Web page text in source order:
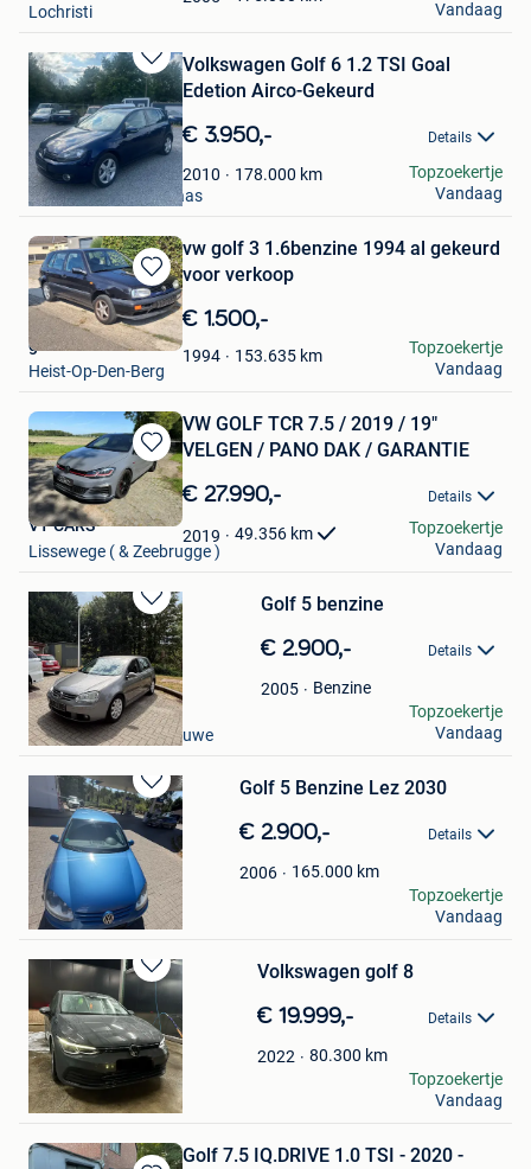
Lochristi
Vandaag
Bewaren
in
Mijn
Favorieten
Volkswagen Golf 6 1.2 TSI Goal
Edetion Airco-Gekeurd
€ 3.950,- Details
2010 178.000 km
LC Cars Lanaken
Mechelen-Aan-De-Maas
Topzoekertje
Vandaag
Bewaren
in
Mijn
Favorieten
vw golf 3 1.6benzine 1994 al gekeurd
voor verkoop
€ 1.500,-
1994 153.635 km
golfke 3
Heist-Op-Den-Berg
Topzoekertje
Vandaag
Bewaren
in
Mijn
Favorieten
VW GOLF TCR 7.5 / 2019 / 19"
VELGEN / PANO DAK / GARANTIE
€ 27.990,- Details
2019 49.356 km
VT CARS
Lissewege ( & Zeebrugge )
Topzoekertje
Vandaag
Bewaren
in
Mijn
Favorieten
Golf 5 benzine
€ 2.900,- Details
2005
Benzine
Ryan
Sint-Lambrechts-Woluwe
Topzoekertje
Vandaag
Bewaren
in
Mijn
Favorieten
Golf 5 Benzine Lez 2030
€ 2.900,- Details
2006 165.000 km
Vantorre
Hoeilaart
Topzoekertje
Vandaag
Bewaren
in
Mijn
Favorieten
Volkswagen golf 8
€ 19.999,- Details
2022 80.300 km
Aliyah
Antwerpen
Topzoekertje
Vandaag
Golf 7.5 IQ.DRIVE 1.0 TSI - 2020 -